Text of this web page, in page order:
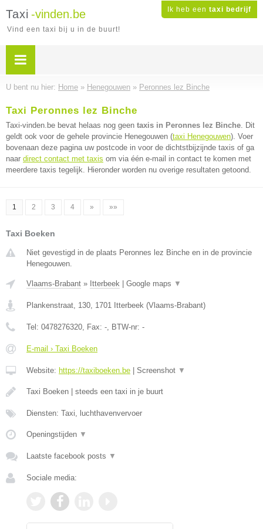
Ik heb een taxi bedrijf
Taxi -vinden.be
Vind een taxi bij u in de buurt!
U bent nu hier: Home » Henegouwen » Peronnes lez Binche
Taxi Peronnes lez Binche
Taxi-vinden.be bevat helaas nog geen taxis in Peronnes lez Binche. Dit
geldt ook voor de gehele provincie Henegouwen (taxi Henegouwen). Voer
bovenaan deze pagina uw postcode in voor de dichtstbijzijnde taxis of ga
naar direct contact met taxis om via één e-mail in contact te komen met
meerdere taxis tegelijk. Hieronder worden nu overige resultaten getoond.
1 2 3 4 » »»
Taxi Boeken
Niet gevestigd in de plaats Peronnes lez Binche en in de provincie
Henegouwen.
Vlaams-Brabant » Itterbeek Google maps ▼
Plankenstraat, 130, 1701 Itterbeek (Vlaams-Brabant)
Tel: 0478276320, Fax: -, BTW-nr: -
E-mail › Taxi Boeken
Website: https://taxiboeken.be Screenshot ▼
Taxi Boeken | steeds een taxi in je buurt
Diensten: Taxi, luchthavenvervoer
Openingstijden ▼
Laatste facebook posts ▼
Sociale media: